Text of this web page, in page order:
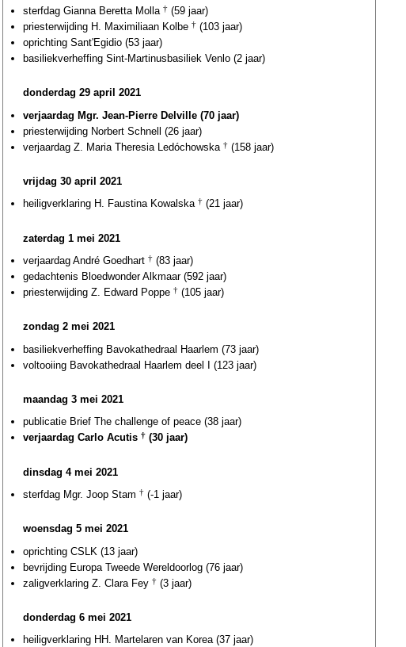
sterfdag Gianna Beretta Molla † (59 jaar)
priesterwijding H. Maximiliaan Kolbe † (103 jaar)
oprichting Sant'Egidio (53 jaar)
basiliekverheffing Sint-Martinusbasiliek Venlo (2 jaar)
donderdag 29 april 2021
verjaardag Mgr. Jean-Pierre Delville (70 jaar)
priesterwijding Norbert Schnell (26 jaar)
verjaardag Z. Maria Theresia Ledóchowska † (158 jaar)
vrijdag 30 april 2021
heiligverklaring H. Faustina Kowalska † (21 jaar)
zaterdag 1 mei 2021
verjaardag André Goedhart † (83 jaar)
gedachtenis Bloedwonder Alkmaar (592 jaar)
priesterwijding Z. Edward Poppe † (105 jaar)
zondag 2 mei 2021
basiliekverheffing Bavokathedraal Haarlem (73 jaar)
voltooiing Bavokathedraal Haarlem deel I (123 jaar)
maandag 3 mei 2021
publicatie Brief The challenge of peace (38 jaar)
verjaardag Carlo Acutis † (30 jaar)
dinsdag 4 mei 2021
sterfdag Mgr. Joop Stam † (-1 jaar)
woensdag 5 mei 2021
oprichting CSLK (13 jaar)
bevrijding Europa Tweede Wereldoorlog (76 jaar)
zaligverklaring Z. Clara Fey † (3 jaar)
donderdag 6 mei 2021
heiligverklaring HH. Martelaren van Korea (37 jaar)